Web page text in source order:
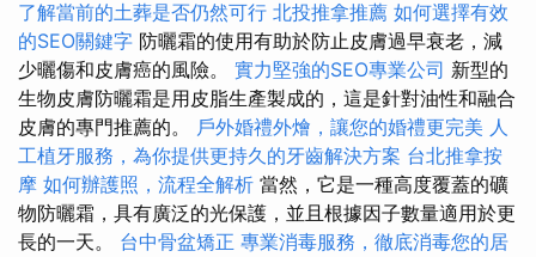
了解當前的土葬是否仍然可行 北投推拿推薦 如何選擇有效
的SEO關鍵字 防曬霜的使用有助於防止皮膚過早衰老，減
少曬傷和皮膚癌的風險。 實力堅強的SEO專業公司 新型的
生物皮膚防曬霜是用皮脂生產製成的，這是針對油性和融合
皮膚的專門推薦的。 戶外婚禮外燴，讓您的婚禮更完美 人
工植牙服務，為你提供更持久的牙齒解決方案 台北推拿按
摩 如何辦護照，流程全解析 當然，它是一種高度覆蓋的礦
物防曬霜，具有廣泛的光保護，並且根據因子數量適用於更
長的一天。 台中骨盆矯正 專業消毒服務，徹底消毒您的居